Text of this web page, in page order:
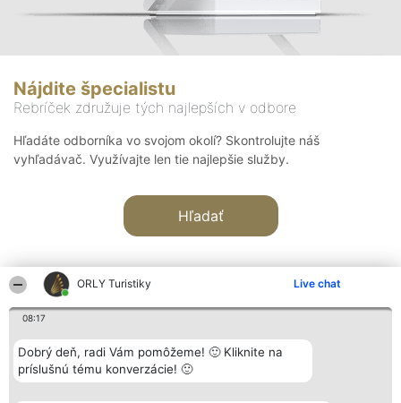
ORLY Turistiky Live chat
08:17
Dobrý deň, radi Vám pomôžeme! 🙂 Kliknite na
príslušnú tému konverzácie! 🙂
Nájdite špecialistu
Rebríček združuje tých najlepších v odbore
Hľadáte odborníka vo svojom okolí? Skontrolujte náš
vyhľadávač. Využívajte len tie najlepšie služby.
Hľadať
Organizátor hodnotenia
Bright Side Solutions sp. z o.
o. sp. k.
Wrocław 50-079
Hodnotenie
Laureáti
Lista
Laureatów
Kontakt
Kontakt